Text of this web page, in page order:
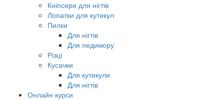
Кніпсери для нігтів
Лопатки для кутикул
Пилки
Для нігтів
Для педикюру
Різці
Кусачки
Для кутикули
Для нігтів
Онлайн курси